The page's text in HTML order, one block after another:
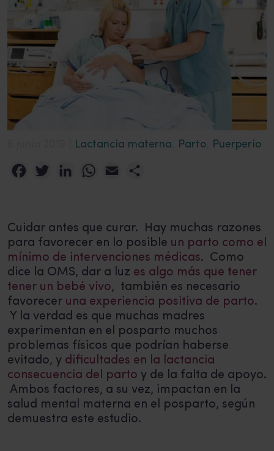
Lactancia materna Parto Puerperio
FacebookTwitterLinkedInWhatsApp
Email
Cuidar antes que curar. Hay muchas razones
para favorecer en lo posible un parto como el
mínimo de intervenciones médicas. Como
dice la OMS, dar a luz es algo más que tener
tener un bebé vivo, también es necesario
favorecer una experiencia positiva de parto.
Y la verdad es que muchas madres
experimentan en el posparto muchos
problemas físicos que podrían haberse
evitado, y dificultades en la lactancia
consecuencia del parto y de la falta de apoyo.
Ambos factores, a su vez, impactan en la
salud mental materna en el posparto, según
demuestra este estudio.